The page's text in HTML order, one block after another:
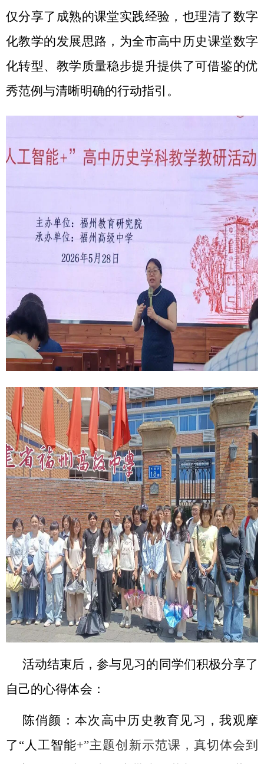
仅分享了成熟的课堂实践经验，也理清了数字
化教学的发展思路，为全市高中历史课堂数字
化转型、教学质量稳步提升提供了可借鉴的优
秀范例与清晰明确的行动指引。
活动结束后，参与见习的同学们积极分享了
自己的心得体会：
陈俏颜：本次高中历史教育见习，我观摩
了“人工智能+”主题创新示范课，真切体会到